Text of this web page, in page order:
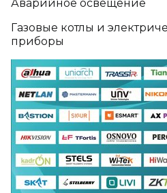
Аварийное освещение
Газовые котлы и
приборы